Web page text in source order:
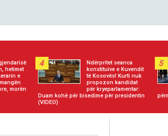
hetimet
e
morën
4
Ndërpritet seanca
konstituive e Kuvendit
të Kosovës! Kurti nuk
propozon kandidat
për kryeparlamentar:
Duam kohë për bisedime për presidentin
(VIDEO)
5